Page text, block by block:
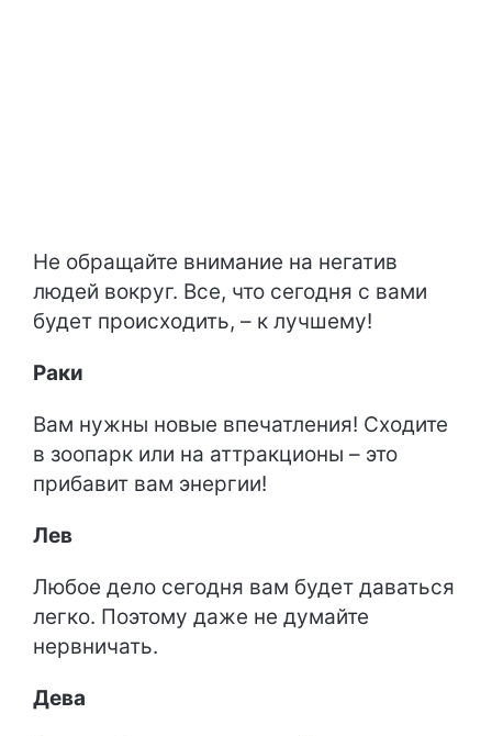
Не обращайте внимание на негатив
людей вокруг. Все, что сегодня с вами
будет происходить, – к лучшему!
Раки
Вам нужны новые впечатления! Сходите
в зоопарк или на аттракционы – это
прибавит вам энергии!
Лев
Любое дело сегодня вам будет даваться
легко. Поэтому даже не думайте
нервничать.
Дева